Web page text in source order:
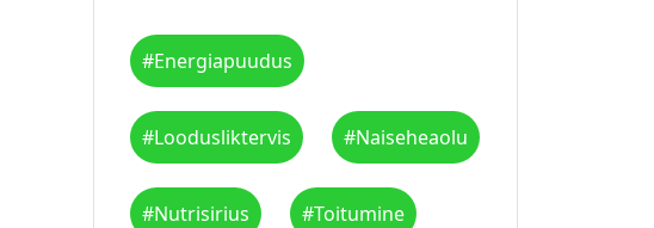
#energiapuudus
#loodusliktervis #naiseheaolu
#nutrisirius #toitumine